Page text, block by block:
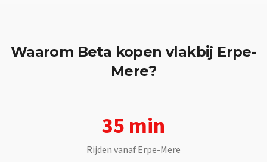
Waarom Beta kopen vlakbij Erpe-
Mere?
35 min
Rijden vanafErpe-Mere